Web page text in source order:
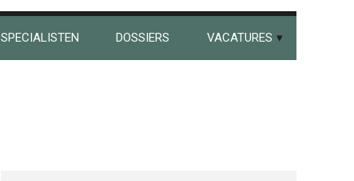
SPECIALISTEN DOSSIERS VACATURES
Kirsten Kievit